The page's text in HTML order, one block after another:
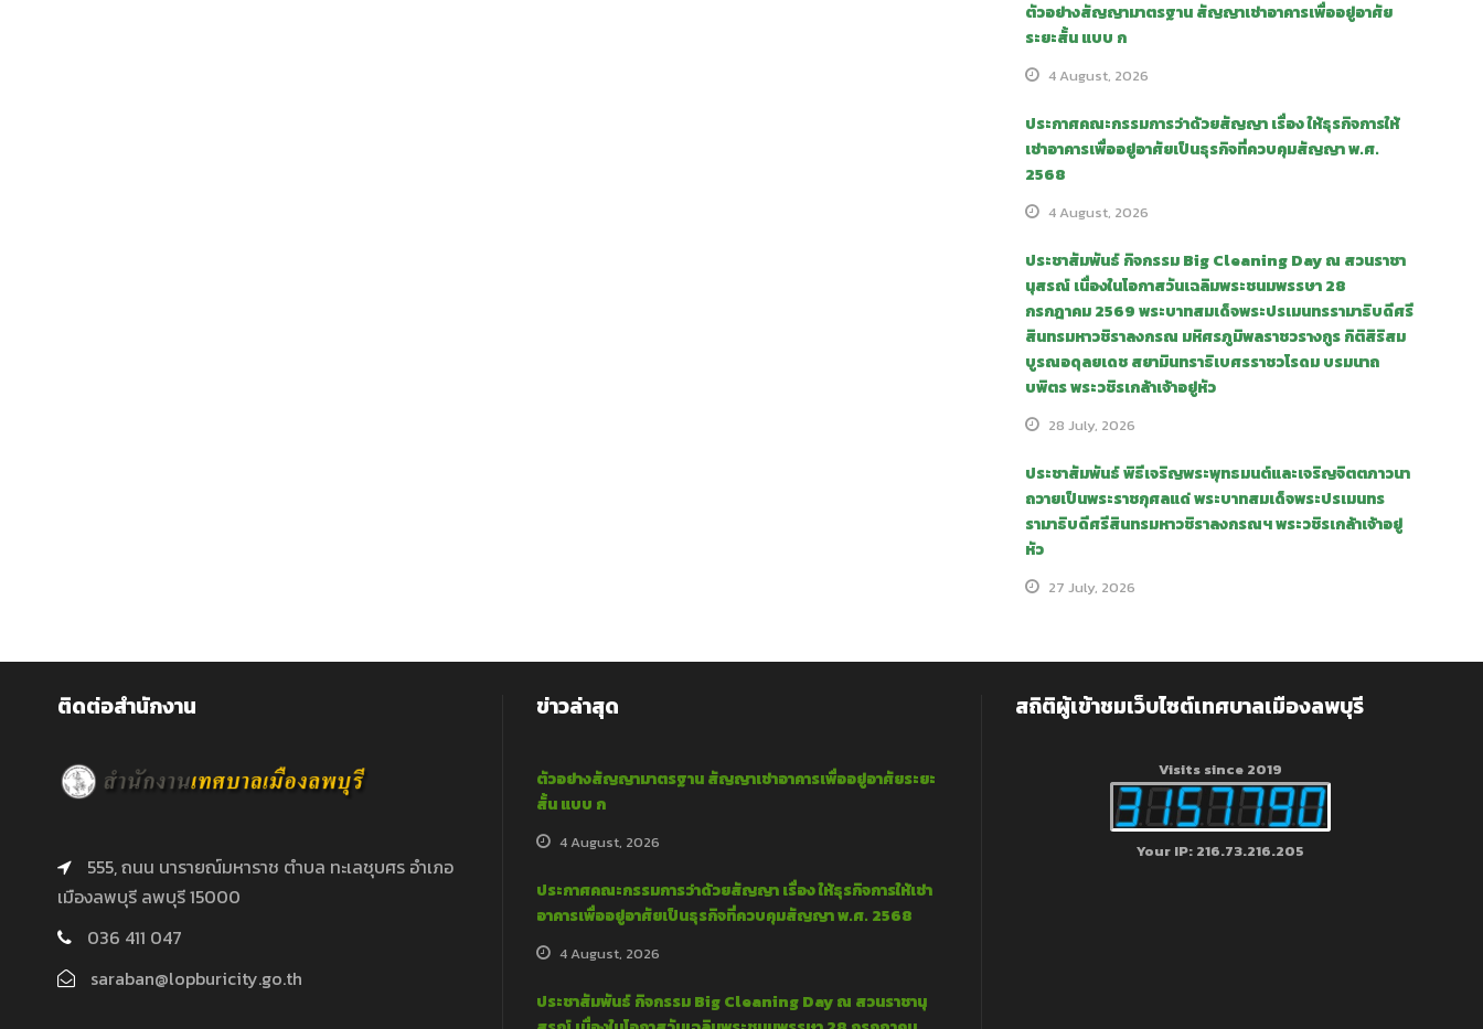
ตัวอย่างสัญญามาตรฐาน สัญญาเช่าอาคารเพื่ออยู่อาศัย
ระยะสั้น แบบ ก
4 August, 2026
ประกาศคณะกรรมการว่าด้วยสัญญา เรื่อง ให้ธุรกิจการให้
เช่าอาคารเพื่ออยู่อาศัยเป็นธุรกิจที่ควบคุมสัญญา พ.ศ.
2568
4 August, 2026
ประชาสัมพันธ์ กิจกรรม Big Cleaning Day ณ สวนราชา
นุสรณ์ เนื่องในโอกาสวันเฉลิมพระชนมพรรษา 28
กรกฎาคม 2569 พระบาทสมเด็จพระปรเมนทรรามาธิบดีศรี
สินทรมหาวชิราลงกรณ มหิศรภูมิพลราชวรางกูร กิติสิริสม
บูรณอดุลยเดช สยามินทราธิเบศรราชวโรดม บรมนาถ
บพิตร พระวชิรเกล้าเจ้าอยู่หัว
28 July, 2026
ประชาสัมพันธ์ พิธีเจริญพระพุทธมนต์และเจริญจิตตภาวนา
ถวายเป็นพระราชกุศลแด่ พระบาทสมเด็จพระปรเมนทร
รามาธิบดีศรีสินทรมหาวชิราลงกรณฯ พระวชิรเกล้าเจ้าอยู่
หัว
27 July, 2026
ติดต่อสำนักงาน
555, ถนน นารายณ์มหาราช ตำบล ทะเลชุบศร อำเภอ
เมืองลพบุรี ลพบุรี 15000
036 411 047
saraban@lopburicity.go.th
ข่าวล่าสุด
ตัวอย่างสัญญามาตรฐาน สัญญาเช่าอาคารเพื่ออยู่อาศัยระยะ
สั้น แบบ ก
4 August, 2026
ประกาศคณะกรรมการว่าด้วยสัญญา เรื่อง ให้ธุรกิจการให้เช่า
อาคารเพื่ออยู่อาศัยเป็นธุรกิจที่ควบคุมสัญญา พ.ศ. 2568
4 August, 2026
ประชาสัมพันธ์ กิจกรรม Big Cleaning Day ณ สวนราชานุ
สถิติผู้เข้าชมเว็บไซต์เทศบาลเมืองลพบุรี
Visits since 2019
Your IP: 216.73.216.205